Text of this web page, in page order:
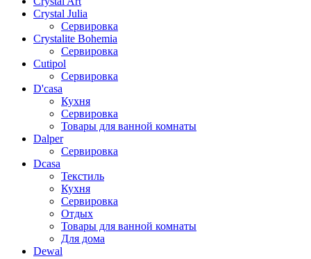
Crystal Julia
Сервировка
Crystalite Bohemia
Сервировка
Cutipol
Сервировка
D'casa
Кухня
Сервировка
Товары для ванной комнаты
Dalper
Сервировка
Dcasa
Текстиль
Кухня
Сервировка
Отдых
Товары для ванной комнаты
Для дома
Dewal